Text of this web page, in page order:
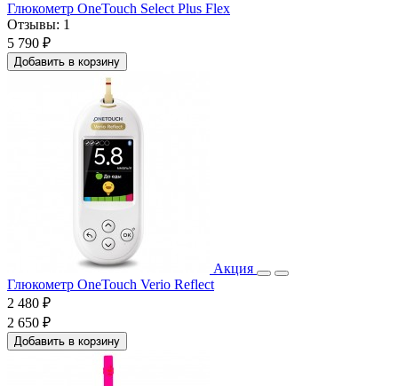
Глюкометр OneTouch Select Plus Flex
Отзывы: 1
5 790 ₽
Добавить в корзину
Акция
Глюкометр OneTouch Verio Reflect
2 480 ₽
2 650 ₽
Добавить в корзину